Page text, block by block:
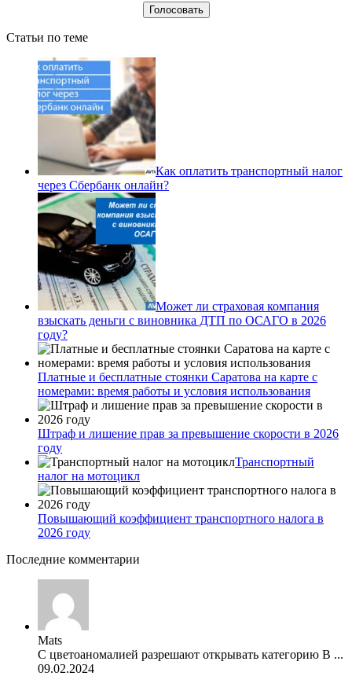
Статьи по теме
Как оплатить транспортный налог
через Сбербанк онлайн?
Может ли страховая компания
взыскать деньги с виновника ДТП по ОСАГО в 2026
году?
Платные и бесплатные стоянки Саратова на карте с
номерами: время работы и условия использования
Штраф и лишение прав за превышение скорости в 2026
году
Транспортный
налог на мотоцикл
Повышающий коэффициент транспортного налога в
2026 году
Последние комментарии
Mats
С цветоаномалией разрешают открывать категорию В ...
09.02.2024